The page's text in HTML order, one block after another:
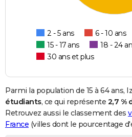
2 - 5 ans 6 - 10 ans
15 - 17 ans
18 - 24
30 ans et plus
Parmi la population de 15 à 64 ans,
étudiants, ce qui représente 2,7 %
Retrouvez aussi le classement des
France (villes dont le pourcentage